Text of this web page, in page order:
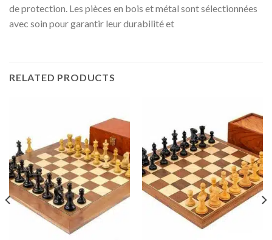
de protection. Les pièces en bois et métal sont sélectionnées
avec soin pour garantir leur durabilité et
RELATED PRODUCTS